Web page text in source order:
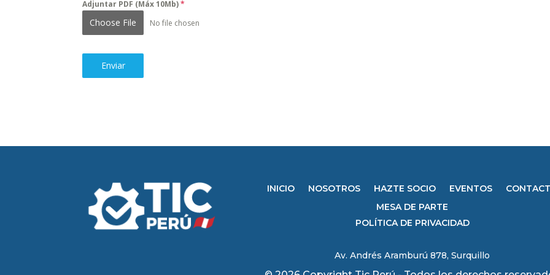
Adjuntar PDF (Máx 10Mb)*
Choose File No file chosen
Enviar
INICIO NOSOTROS HAZTE SOCIO EVENTOS
MESA DE PARTE
POLÍTICA DE PRIVACIDAD
Av. Andrés Aramburú 878, Surquillo